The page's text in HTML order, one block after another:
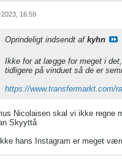
16:59
Oprindeligt indsendt af kyhn
Ikke for at lægge for meget i
tidligere på vinduet så de er
https://www.transfermarkt.com/
Nicolaisen skal vi ikke regne
Skyyttå
hans Instagram er meget